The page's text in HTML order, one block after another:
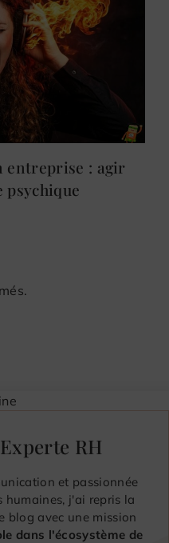
entreprise : agir
psychique
RH
et passionnée
humaines, j'ai repris la
blog avec une mission
dans l'écosystème de